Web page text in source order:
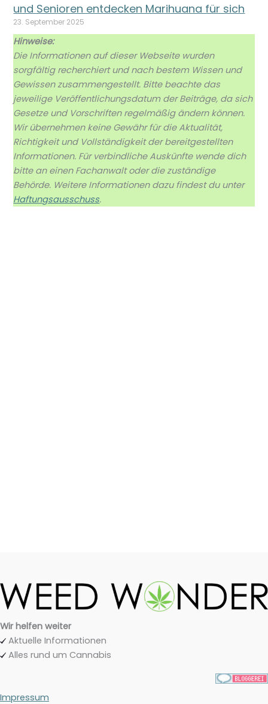
und Senioren entdecken Marihuana für sich
23. September 2025
Hinweise:
Die Informationen auf dieser Webseite wurden
sorgfältig recherchiert und nach bestem Wissen und
Gewissen zusammengestellt. Bitte beachte das
jeweilige Veröffentlichungsdatum der Beiträge, da sich
Gesetze und Vorschriften regelmäßig ändern können.
Wir übernehmen keine Gewähr für die Aktualität,
Richtigkeit und Vollständigkeit der bereitgestellten
Informationen. Für verbindliche Auskünfte wende dich
bitte an einen Fachanwalt oder die zuständige
Behörde. Weitere Informationen dazu findest du unter
Haftungsausschuss.
Wir helfen weiter
Aktuelle Informationen
Alles rund um Cannabis
Impressum